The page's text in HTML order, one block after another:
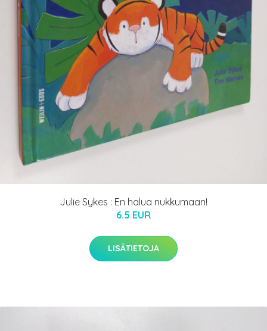
Julie Sykes : En halua nukkumaan!
6.5 EUR
LISÄTIETOJA